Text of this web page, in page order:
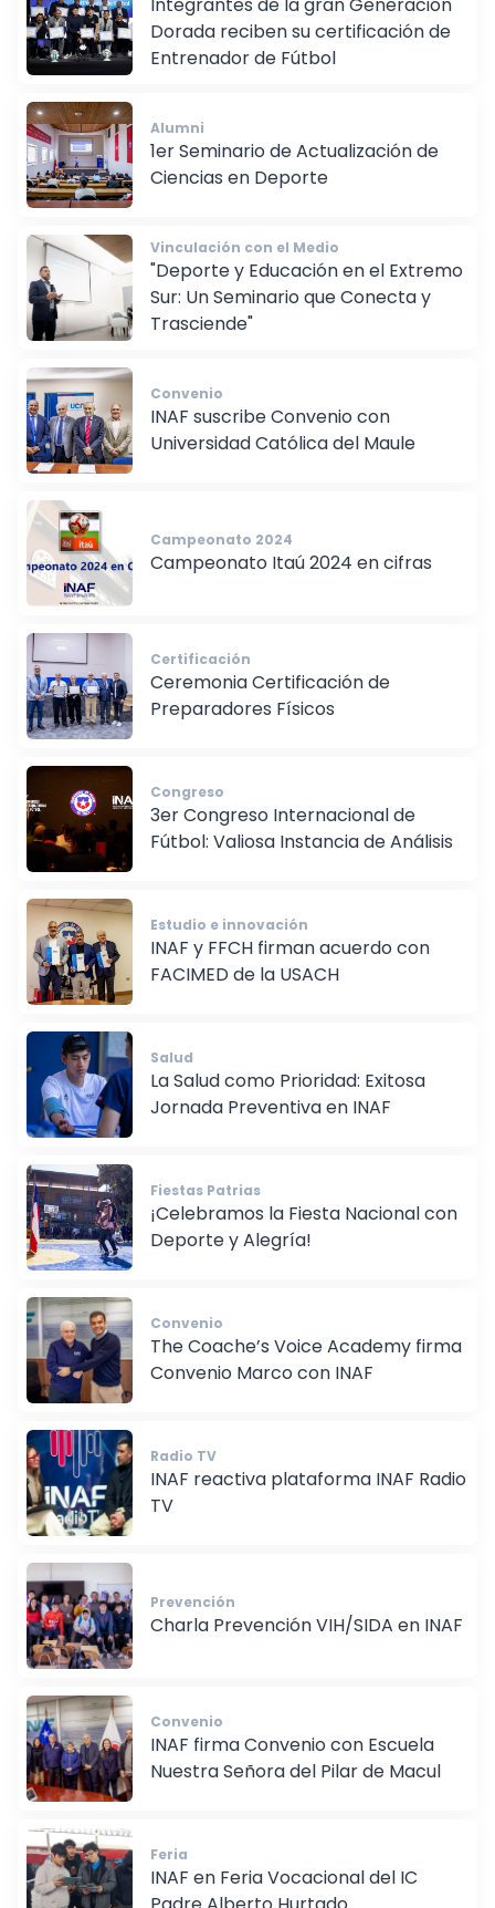
Integrantes de la gran Generación
Dorada reciben su certificación de
Alumni
1er Seminario de Actualización de
Ciencias en Deporte
Vinculación con el Medio
"Deporte y Educación en el Extremo
Sur: Un Seminario que Conecta y
Convenio
INAF suscribe Convenio con
Campeonato 2024
Campeonato Itaú 2024 en cifras
Certificación
Ceremonia Certificación de
Preparadores Físicos
Congreso
3er Congreso Internacional de
Estudio e innovación
INAF y FFCH firman acuerdo con
Salud
La Salud como Prioridad: Exitosa
Fiestas Patrias
¡Celebramos la Fiesta Nacional con
Deporte y Alegría!
Convenio
The Coache’s Voice Academy firma
Radio TV
INAF reactiva plataforma INAF Radio
Prevención
Charla Prevención VIH/SIDA en INAF
Convenio
INAF firma Convenio con Escuela
Feria
INAF en Feria Vocacional del IC